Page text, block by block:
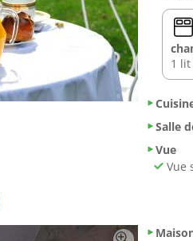
1
Salle
Vue
Vue